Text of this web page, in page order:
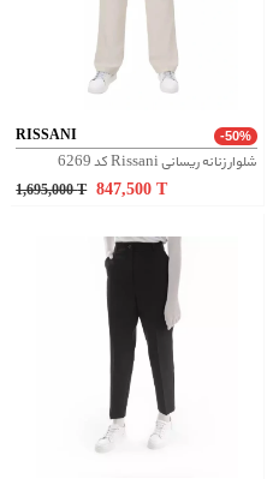
RISSANI -50%
شلوار زنانه ریسانی Rissani کد 6269
1,695,000 T 847,500